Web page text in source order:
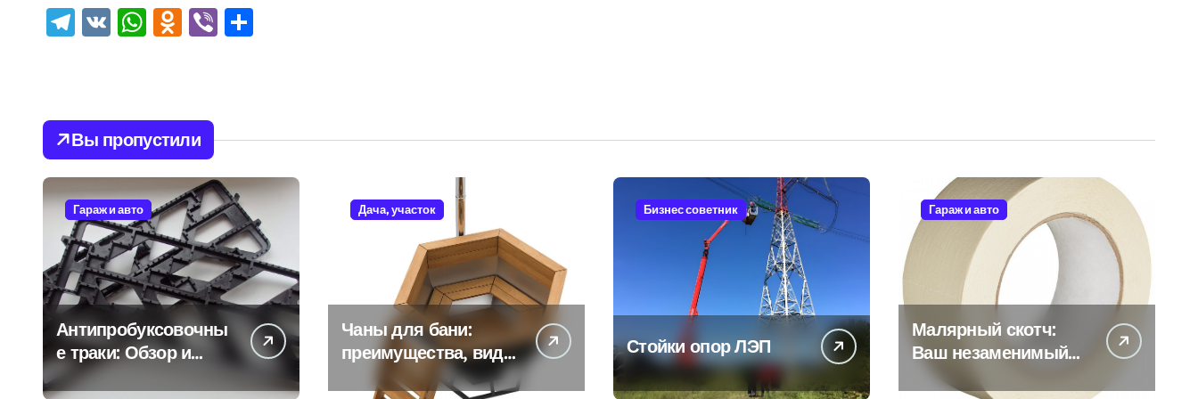
Telegram
VK WhatsApp
Odnoklassniki
Viber
Вы пропустили
Гараж и авто
Антипробуксовочны
е траки: Обзор и
Преимущества
Дача, участок
Чаны для бани:
преимущества, виды
и особенности
Бизнес советник
Стойки опор ЛЭП
Гараж и авто
Малярный скотч:
Ваш незаменимый
помощник при